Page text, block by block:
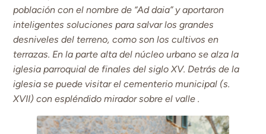
población con el nombre de “Ad daia” y aportaron
inteligentes soluciones para salvar los grandes
desniveles del terreno, como son los cultivos en
terrazas. En la parte alta del núcleo urbano se alza la
iglesia parroquial de finales del siglo XV. Detrás de la
iglesia se puede visitar el cementerio municipal (s.
XVII) con espléndido mirador sobre el valle .